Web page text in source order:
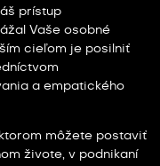
prístup
Vaše osobné
cieľom je posilniť
a empatického
môžete postaviť
živote, v podnikaní